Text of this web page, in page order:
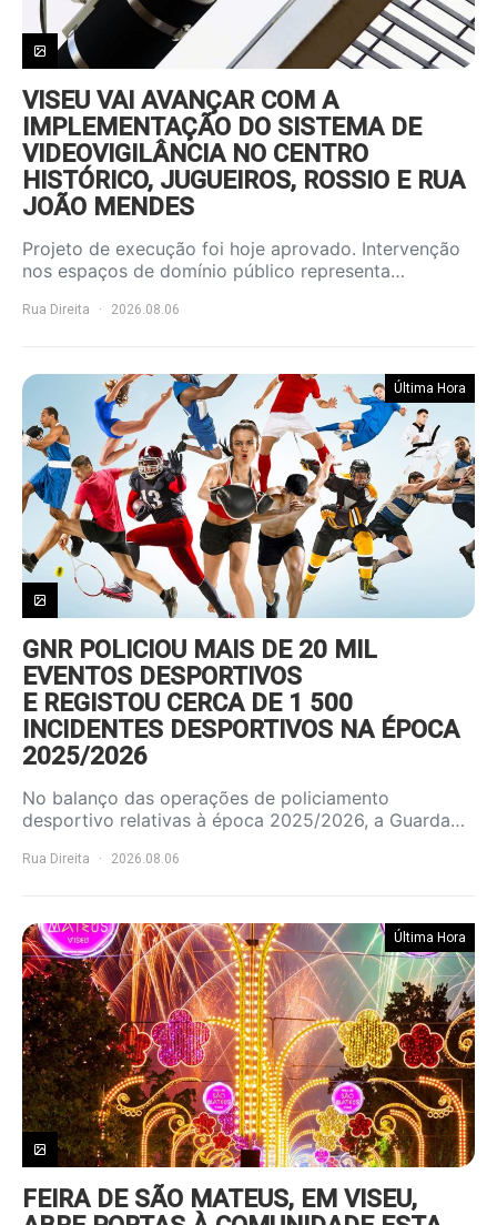
VISEU VAI AVANÇAR COM A
IMPLEMENTAÇÃO DO SISTEMA DE
VIDEOVIGILÂNCIA NO CENTRO
HISTÓRICO, JUGUEIROS, ROSSIO E RUA
JOÃO MENDES
Projeto de execução foi hoje aprovado. Intervenção
nos espaços de domínio público representa…
Rua Direita 2026.08.06
Última Hora
GNR POLICIOU MAIS DE 20 MIL
EVENTOS DESPORTIVOS
E REGISTOU CERCA DE 1 500
INCIDENTES DESPORTIVOS NA ÉPOCA
2025/2026
No balanço das operações de policiamento
desportivo relativas à época 2025/2026, a Guarda…
Rua Direita 2026.08.06
Última Hora
FEIRA DE SÃO MATEUS, EM VISEU,